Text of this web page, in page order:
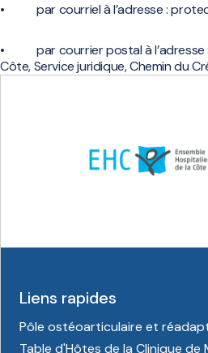
• par courriel à l’adresse :
• par courrier postal à l’adresse :
Côte, Service juridique, Chemin du
Liens rapides
Pôle ostéoarticulaire et
Table d'Hôtes de la Clinique de